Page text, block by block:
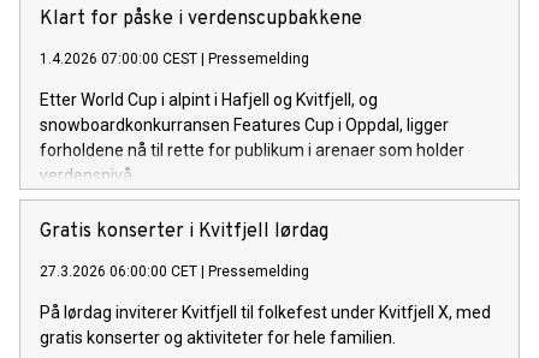
Klart for påske i verdenscupbakkene
1.4.2026 07:00:00 CEST Pressemelding
Etter World Cup i alpint i Hafjell og Kvitfjell, og
snowboardkonkurransen Features Cup i Oppdal, ligger
forholdene nå til rette for publikum i arenaer som holder
verdensnivå.
Gratis konserter i Kvitfjell lørdag
27.3.2026 06:00:00 CET Pressemelding
På lørdag inviterer Kvitfjell til folkefest under Kvitfjell X, med
gratis konserter og aktiviteter for hele familien.